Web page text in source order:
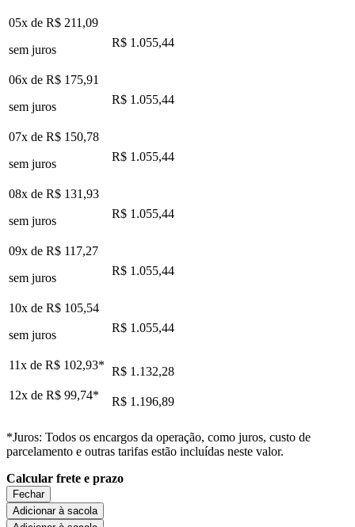
05x de R$ 211,09
sem juros
R$ 1.055,44
06x de R$ 175,91
sem juros
R$ 1.055,44
07x de R$ 150,78
sem juros
R$ 1.055,44
08x de R$ 131,93
sem juros
R$ 1.055,44
09x de R$ 117,27
sem juros
R$ 1.055,44
10x de R$ 105,54
sem juros
R$ 1.055,44
11x de R$ 102,93* R$ 1.132,28
12x de R$ 99,74* R$ 1.196,89
*Juros: Todos os encargos da operação, como juros, custo de
parcelamento e outras tarifas estão incluídas neste valor.
Calcular frete e prazo
Fechar
Adicionar à sacola